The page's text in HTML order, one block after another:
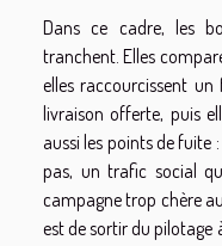
Dans ce cadre, les
tranchent. Elles
elles raccourcissent
livraison offerte, puis
aussi les points de
pas, un trafic social
campagne trop chère
est de sortir du pilotage